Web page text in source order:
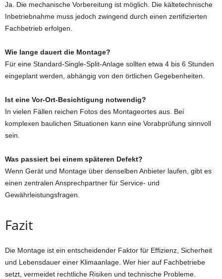
Ja. Die mechanische Vorbereitung ist möglich. Die kältetechnische
Inbetriebnahme muss jedoch zwingend durch einen zertifizierten
Fachbetrieb erfolgen.
Wie lange dauert die Montage?
Für eine Standard-Single-Split-Anlage sollten etwa 4 bis 6 Stunden
eingeplant werden, abhängig von den örtlichen Gegebenheiten.
Ist eine Vor-Ort-Besichtigung notwendig?
In vielen Fällen reichen Fotos des Montageortes aus. Bei
komplexen baulichen Situationen kann eine Vorabprüfung sinnvoll
sein.
Was passiert bei einem späteren Defekt?
Wenn Gerät und Montage über denselben Anbieter laufen, gibt es
einen zentralen Ansprechpartner für Service- und
Gewährleistungsfragen.
Fazit
Die Montage ist ein entscheidender Faktor für Effizienz, Sicherheit
und Lebensdauer einer Klimaanlage. Wer hier auf Fachbetriebe
setzt, vermeidet rechtliche Risiken und technische Probleme.